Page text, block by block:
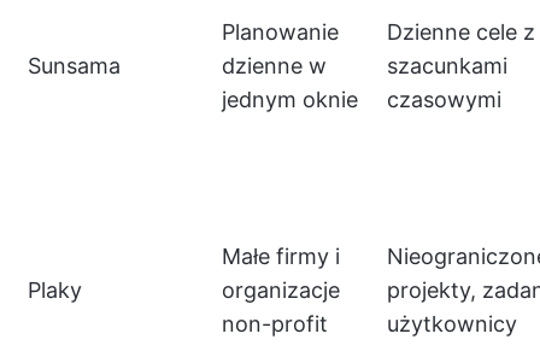
Sunsama
Planowanie
dzienne w
jednym oknie
Dzienne cele z
szacunkami
czasowymi
Plaky
Małe firmy i
organizacje
non-profit
projekty,
użytkownicy